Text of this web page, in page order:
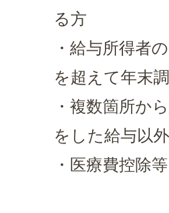
る方
・給与所得者
を超えて年末
・複数箇所か
をした給与以
・医療費控除